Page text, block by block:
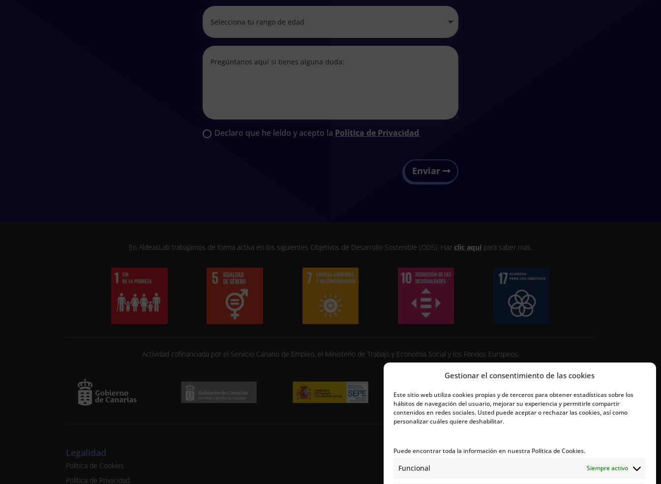
Gestionar el consentimiento de las cookies
Este sitio web utiliza cookies propias y de terceros para obtener estadísticas sobre los
hábitos de navegación del usuario, mejorar su experiencia y permitirle compartir
contenidos en redes sociales. Usted puede aceptar o rechazar las cookies, así como
personalizar cuáles quiere deshabilitar.
Puede encontrar toda la información en nuestra Política de Cookies.
Funcional Siempre activo
Declaro que he leído y acepto la Política de Privacidad
Enviar
En AldeasLab trabajamos de forma activa en los siguientes Objetivos de Desarrollo Sostenible (ODS). Haz clic aquípara saber más.
Actividad cofinanciada por el Servicio Canario de Empleo, el Ministerio de Trabajo y Economía Social y los Fondos Europeos.
Legalidad
Política de Cookies
Política de Privacidad
Contacto